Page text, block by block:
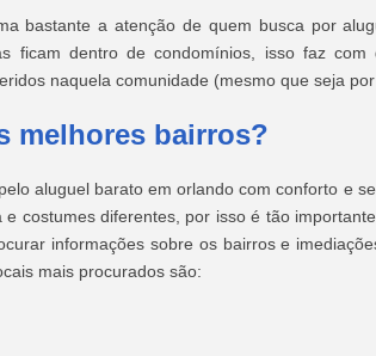
bastante a atenção de quem busca por
ficam dentro de condomínios, isso faz
naquela comunidade (mesmo que seja
melhores bairros?
aluguel barato em orlando com conforto e
costumes diferentes, por isso é tão
informações sobre os bairros e
mais procurados são: